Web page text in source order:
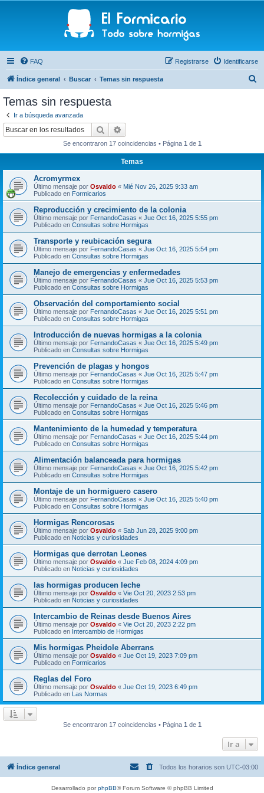
FAQ Identificarse
Registrarse
Índice general Buscar Temas sin respuesta
Temas sin respuesta
Ir a búsqueda avanzada
Buscar
Se encontraron 17 coincidencias • Página 1 de 1
Temas
Acromyrmex
Último mensaje por Osvaldo « Mié Nov 26, 2025 9:33 am
Publicado en Formicarios
Reproducción y crecimiento de la colonia
Último mensaje por FernandoCasas « Jue Oct 16, 2025 5:55 pm
Publicado en Consultas sobre Hormigas
Transporte y reubicación segura
Último mensaje por FernandoCasas « Jue Oct 16, 2025 5:54 pm
Publicado en Consultas sobre Hormigas
Manejo de emergencias y enfermedades
Último mensaje por FernandoCasas « Jue Oct 16, 2025 5:53 pm
Publicado en Consultas sobre Hormigas
Observación del comportamiento social
Último mensaje por FernandoCasas « Jue Oct 16, 2025 5:51 pm
Publicado en Consultas sobre Hormigas
Introducción de nuevas hormigas a la colonia
Último mensaje por FernandoCasas « Jue Oct 16, 2025 5:49 pm
Publicado en Consultas sobre Hormigas
Prevención de plagas y hongos
Último mensaje por FernandoCasas « Jue Oct 16, 2025 5:47 pm
Publicado en Consultas sobre Hormigas
Recolección y cuidado de la reina
Último mensaje por FernandoCasas « Jue Oct 16, 2025 5:46 pm
Publicado en Consultas sobre Hormigas
Mantenimiento de la humedad y temperatura
Último mensaje por FernandoCasas « Jue Oct 16, 2025 5:44 pm
Publicado en Consultas sobre Hormigas
Alimentación balanceada para hormigas
Último mensaje por FernandoCasas « Jue Oct 16, 2025 5:42 pm
Publicado en Consultas sobre Hormigas
Montaje de un hormiguero casero
Último mensaje por FernandoCasas « Jue Oct 16, 2025 5:40 pm
Publicado en Consultas sobre Hormigas
Hormigas Rencorosas
Último mensaje por Osvaldo « Sab Jun 28, 2025 9:00 pm
Publicado en Noticias y curiosidades
Hormigas que derrotan Leones
Último mensaje por Osvaldo « Jue Feb 08, 2024 4:09 pm
Publicado en Noticias y curiosidades
las hormigas producen leche
Último mensaje por Osvaldo « Vie Oct 20, 2023 2:53 pm
Publicado en Noticias y curiosidades
Intercambio de Reinas desde Buenos Aires
Último mensaje por Osvaldo « Vie Oct 20, 2023 2:22 pm
Publicado en Intercambio de Hormigas
Mis hormigas Pheidole Aberrans
Último mensaje por Osvaldo « Jue Oct 19, 2023 7:09 pm
Publicado en Formicarios
Reglas del Foro
Último mensaje por Osvaldo « Jue Oct 19, 2023 6:49 pm
Publicado en Las Normas
Se encontraron 17 coincidencias • Página 1 de 1
Ir a
Índice general Todos los horarios son UTC-03:00
Desarrollado porphpBB® Forum Software © phpBB Limited